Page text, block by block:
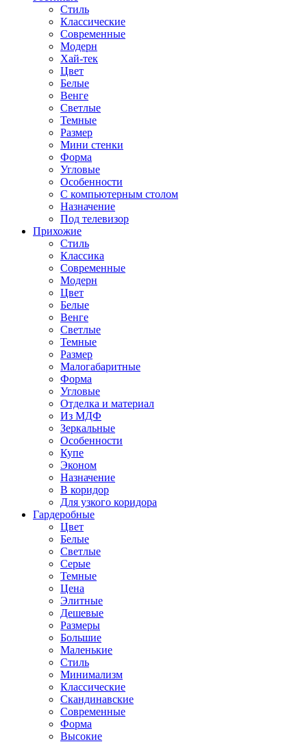
Стиль
Классические
Современные
Модерн
Хай-тек
Цвет
Белые
Венге
Светлые
Темные
Размер
Мини стенки
Форма
Угловые
Особенности
С компьютерным столом
Назначение
Под телевизор
Прихожие
Стиль
Классика
Современные
Модерн
Цвет
Белые
Венге
Светлые
Темные
Размер
Малогабаритные
Форма
Угловые
Отделка и материал
Из МДФ
Зеркальные
Особенности
Купе
Эконом
Назначение
В коридор
Для узкого коридора
Гардеробные
Цвет
Белые
Светлые
Серые
Темные
Цена
Элитные
Дешевые
Размеры
Большие
Маленькие
Стиль
Минимализм
Классические
Скандинавские
Современные
Форма
Высокие